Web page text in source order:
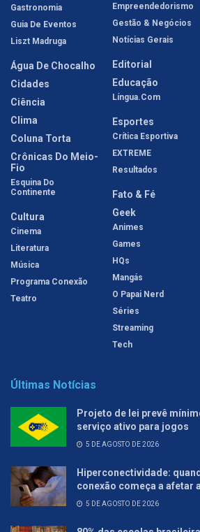
Gastronomia
Guia De Eventos
Liszt Madruga
Água De Chocalho
Cidades
Ciência
Clima
Coluna Torta
Crônicas Do Meio-
Fio
Esquina Do
Continente
Cultura
Cinema
Literatura
Música
Programa Conexão
Teatro
Empreendedorismo
Gestão & Negócios
Notícias Gerais
Editorial
Educação
Língua.com
Esportes
Crítica Esportiva
EXTREME
Resultados
Fato & Fé
Geek
Animes
Games
HQs
Mangás
O Papai Nerd
Séries
Streaming
Tech
Últimas Notícias
Projeto de lei prevê
serviço ativo para jogos
5 DE AGOSTO DE 2026
Hiperconectividade:
conexão começa a afetar
5 DE AGOSTO DE 2026